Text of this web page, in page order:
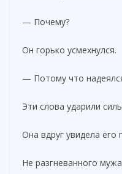
— Почему?
Он горько усмехнулся.
— Потому что
Эти слова ударили
Она вдруг увидела его
Не разгневанного